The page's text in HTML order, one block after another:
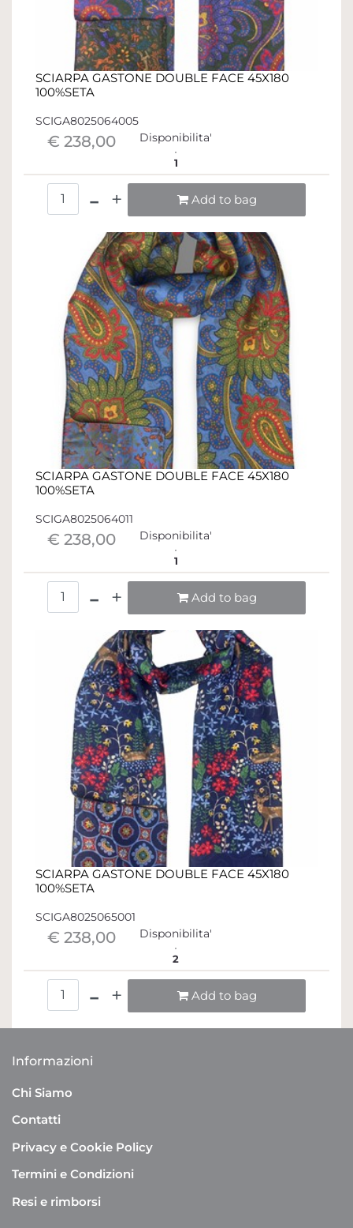
SCIARPA GASTONE DOUBLE FACE 45X180
100%SETA
SCIGA8025064005
€ 238,00 Disponibilita'
1
Add to bag
SCIARPA GASTONE DOUBLE FACE 45X180
100%SETA
SCIGA8025064011
€ 238,00 Disponibilita'
1
Add to bag
SCIARPA GASTONE DOUBLE FACE 45X180
100%SETA
SCIGA8025065001
€ 238,00 Disponibilita'
2
Add to bag
Informazioni
Chi Siamo
Contatti
Privacy e Cookie Policy
Termini e Condizioni
Resi e rimborsi